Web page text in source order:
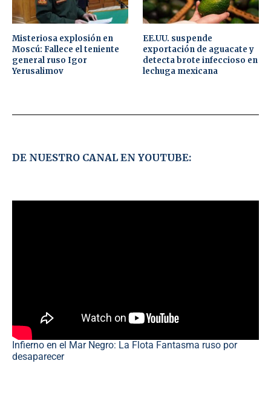
Misteriosa explosión en
Moscú: Fallece el teniente
general ruso Igor
Yerusalimov
EE.UU. suspende
exportación de aguacate y
detecta brote infeccioso en
lechuga mexicana
DE NUESTRO CANAL EN YOUTUBE:
Infierno en el Mar Negro: La Flota Fantasma ruso por
desaparecer